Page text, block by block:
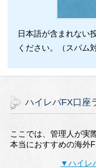
日本語が含まれない
ください。（スパム
ハイレバFX口座
ここでは、管理人が実
本当におすすめの海外
▼ハイレ